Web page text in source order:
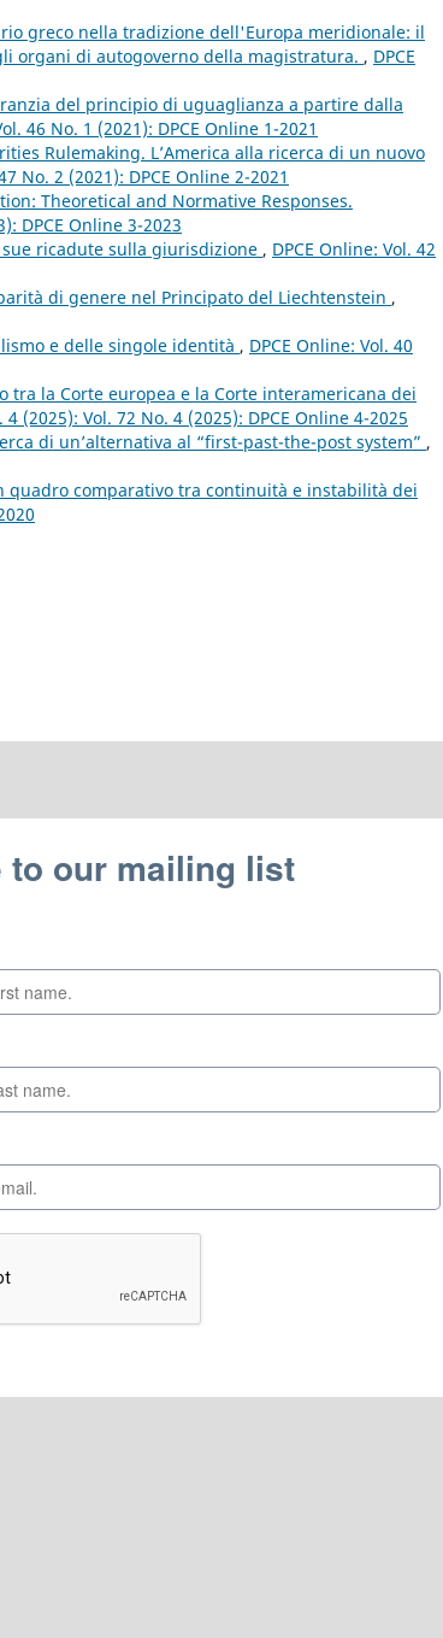
greco nella tradizione dell'Europa meridionale: il
organi di autogoverno della magistratura. , DPCE
del principio di uguaglianza a partire dalla
46 No. 1 (2021): DPCE Online 1-2021
Rulemaking. L’America alla ricerca di un nuovo
No. 2 (2021): DPCE Online 2-2021
Theoretical and Normative Responses.
DPCE Online 3-2023
ricadute sulla giurisdizione , DPCE Online: Vol. 42
di genere nel Principato del Liechtenstein ,
e delle singole identità , DPCE Online: Vol. 40
la Corte europea e la Corte interamericana dei
(2025): Vol. 72 No. 4 (2025): DPCE Online 4-2025
di un’alternativa al “first-past-the-post system” ,
comparativo tra continuità e instabilità dei